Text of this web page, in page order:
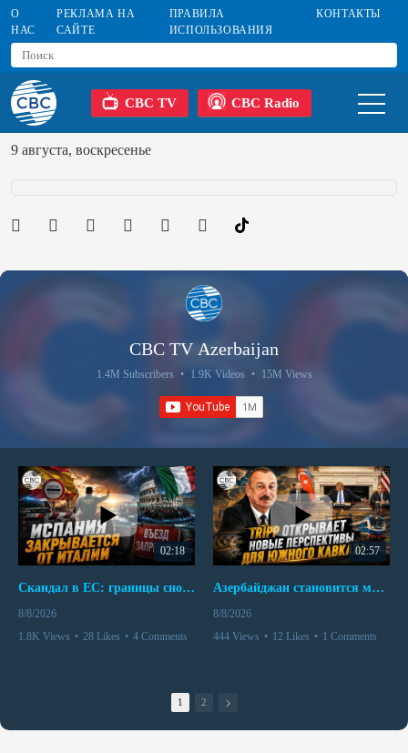
О
НАС
РЕКЛАМА НА
САЙТЕ
ПРАВИЛА
ИСПОЛЬЗОВАНИЯ
КОНТАКТЫ
CBC TV CBC Radio
9 августа, воскресенье
CBC TV Azerbaijan
1.4M Subscribers • 1.9K Videos • 15M Views
02:18
Скандал в ЕС: границы снова под контролем
8/8/2026
1.8K Views • 28 Likes • 4 Comments
02:57
Азербайджан становится мостом между Востоком и Западом
8/8/2026
444 Views • 12 Likes • 1 Comments
1 2